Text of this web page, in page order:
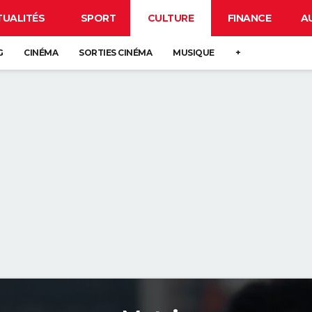
SPORT CULTURE FINANCE
CINÉMA SORTIES CINÉMA MUSIQUE +